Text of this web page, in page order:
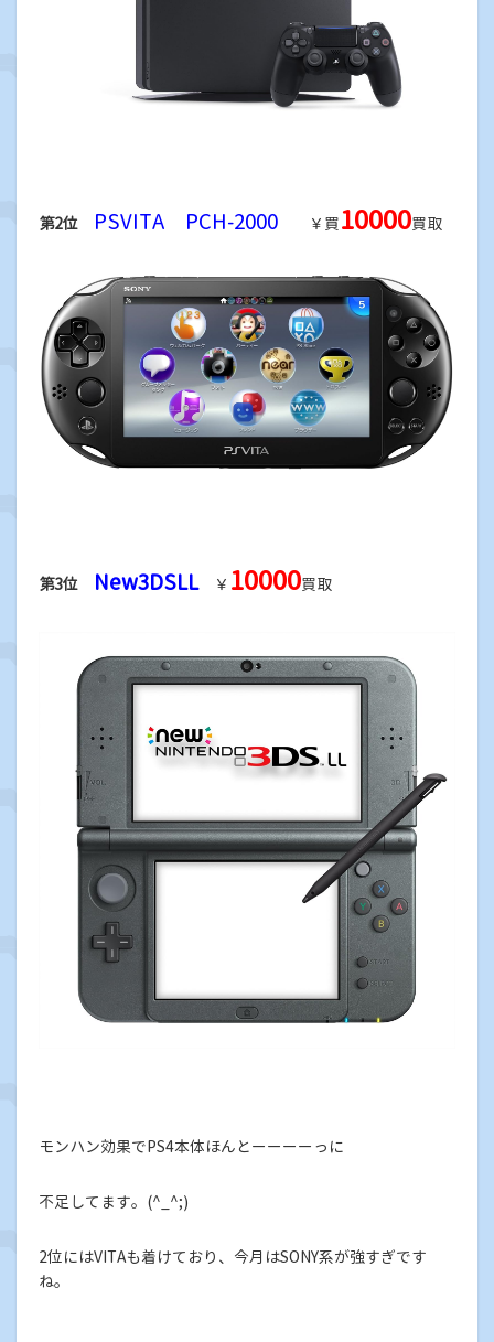
第2位 PSVITA PCH-2000 ￥買10000買取
第3位 New3DSLL ￥ 10000買取
モンハン効果でPS4本体ほんとーーーーっに
不足してます。(^_^;)
2位にはVITAも着けており、今月はSONY系が強すぎです
ね。